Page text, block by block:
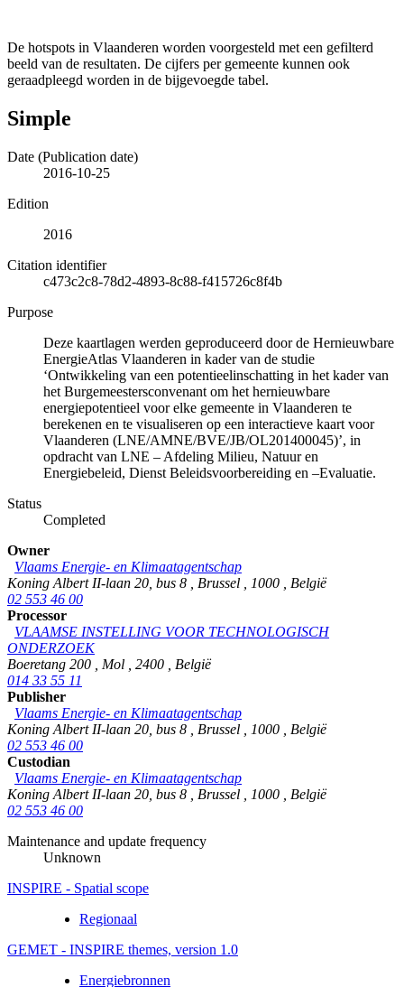
De hotspots in Vlaanderen worden voorgesteld met een gefilterd
beeld van de resultaten. De cijfers per gemeente kunnen ook
geraadpleegd worden in de bijgevoegde tabel.
Simple
Date (Publication date)
2016-10-25
Edition
2016
Citation identifier
c473c2c8-78d2-4893-8c88-f415726c8f4b
Purpose
Deze kaartlagen werden geproduceerd door de Hernieuwbare
EnergieAtlas Vlaanderen in kader van de studie
‘Ontwikkeling van een potentieelinschatting in het kader van
het Burgemeestersconvenant om het hernieuwbare
energiepotentieel voor elke gemeente in Vlaanderen te
berekenen en te visualiseren op een interactieve kaart voor
Vlaanderen (LNE/AMNE/BVE/JB/OL201400045)’, in
opdracht van LNE – Afdeling Milieu, Natuur en
Energiebeleid, Dienst Beleidsvoorbereiding en –Evaluatie.
Status
Completed
Owner
Vlaams Energie- en Klimaatagentschap
Koning Albert II-laan 20, bus 8
Brussel 1000
België
02 553 46 00
Processor
VLAAMSE INSTELLING VOOR TECHNOLOGISCH
ONDERZOEK
Boeretang 200
Mol 2400
België
014 33 55 11
Publisher
Vlaams Energie- en Klimaatagentschap
Koning Albert II-laan 20, bus 8
Brussel 1000
België
02 553 46 00
Custodian
Vlaams Energie- en Klimaatagentschap
Koning Albert II-laan 20, bus 8
Brussel 1000
België
02 553 46 00
Maintenance and update frequency
Unknown
INSPIRE - Spatial scope
Regionaal
GEMET - INSPIRE themes, version 1.0
Energiebronnen